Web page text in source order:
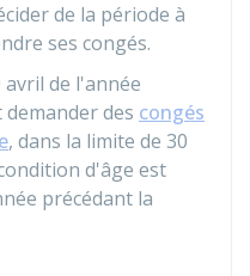
de la période à
ses congés.
avril de l'année
des congés
, dans la limite de 30
d'âge est
précédant la